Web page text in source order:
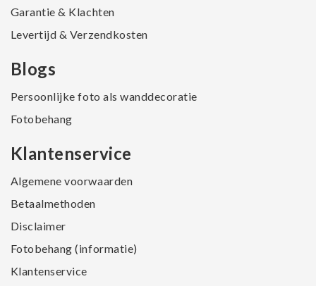
Garantie & Klachten
Levertijd & Verzendkosten
Blogs
Persoonlijke foto als wanddecoratie
Fotobehang
Klantenservice
Algemene voorwaarden
Betaalmethoden
Disclaimer
Fotobehang (informatie)
Klantenservice